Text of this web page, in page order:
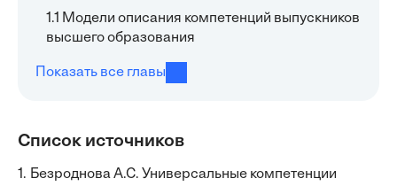
1.1 Модели описания компетенций выпускников
высшего образования
Показать все главы
Список источников
1. Безроднова А.С. Универсальные компетенции